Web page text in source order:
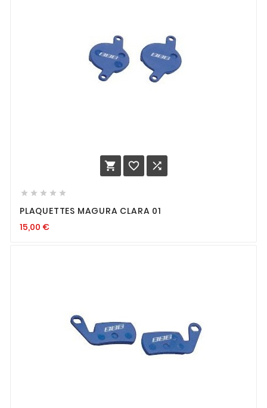
  
    
PLAQUETTES MAGURA CLARA 01
15,00 €